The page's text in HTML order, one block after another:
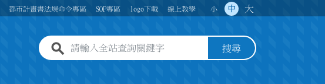
都市計畫書法規命令專區 SOP專區 logo下載 線上教學 小 中 大
全站查詢關鍵字欄位 搜尋